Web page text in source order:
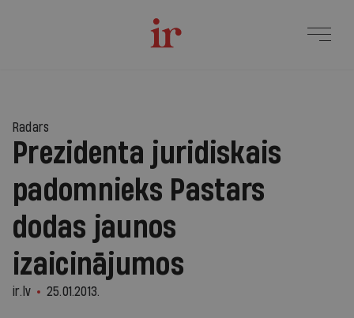
Radars
Prezidenta juridiskais
padomnieks Pastars
dodas jaunos
izaicinājumos
ir.lv 25.01.2013.